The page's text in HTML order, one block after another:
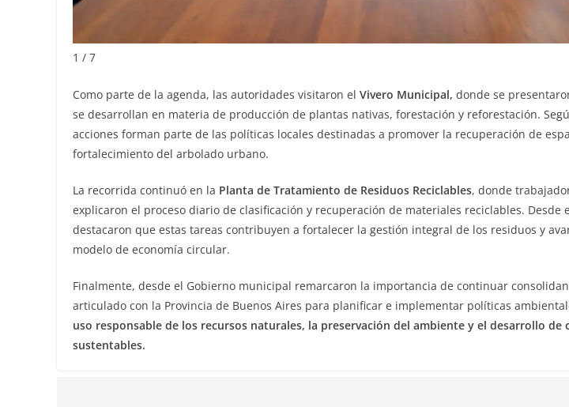
1 / 7
Como parte de la agenda, las autoridades visitaron el Vivero Municipal, donde se
se desarrollan en materia de producción de plantas nativas, forestación y reforestación.
acciones forman parte de las políticas locales destinadas a promover la recuperación de
fortalecimiento del arbolado urbano.
La recorrida continuó en la Planta de Tratamiento de Residuos Reciclables, donde
explicaron el proceso diario de clasificación y recuperación de materiales reciclables. Desde
destacaron que estas tareas contribuyen a fortalecer la gestión integral de los residuos y
modelo de economía circular.
Finalmente, desde el Gobierno municipal remarcaron la importancia de continuar
articulado con la Provincia de Buenos Aires para planificar e implementar políticas
uso responsable de los recursos naturales, la preservación del ambiente y el desarrollo de
sustentables.